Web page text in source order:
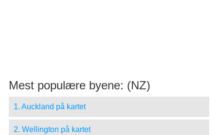
Mest populære byene: (NZ)
1. Auckland på kartet
2. Wellington på kartet